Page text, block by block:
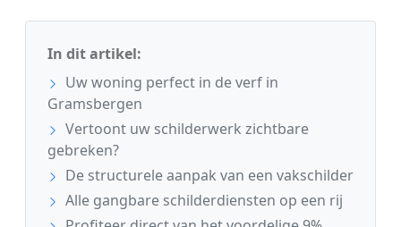
In dit artikel:
Uw woning perfect in de verf in
Gramsbergen
Vertoont uw schilderwerk zichtbare
gebreken?
De structurele aanpak van een vakschilder
Alle gangbare schilderdiensten op een rij